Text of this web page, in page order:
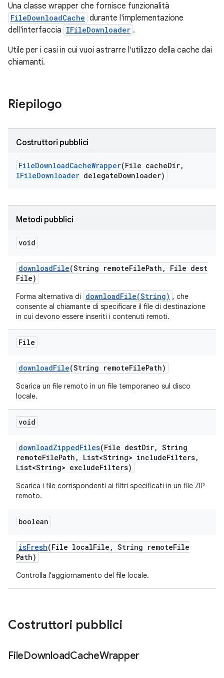
Una classe wrapper che fornisce funzionalità
FileDownloadCache durante l'implementazione
dell'interfaccia IFileDownloader .
Utile per i casi in cui vuoi astrarre l'utilizzo della cache dai
chiamanti.
Riepilogo
Costruttori pubblici
FileDownloadCacheWrapper(File cacheDir,
IFileDownloader delegateDownloader)
Metodi pubblici
void
downloadFile(String remoteFilePath ,
File dest
File)
Forma alternativa di downloadFile(String) , che
consente al chiamante di specificare il file di destinazione
in cui devono essere inseriti i contenuti remoti.
File
downloadFile(String remoteFilePath)
Scarica un file remoto in un file temporaneo sul disco
locale.
void
downloadZippedFiles(File destDir, String
remoteFilePath , List<String> includeFilters,
List<String> excludeFilters)
Scarica i file corrispondenti ai filtri specificati in un file ZIP
remoto.
boolean
isFresh(File localFile , String remoteFile
Path)
Controlla l'aggiornamento del file locale.
Costruttori pubblici
FileDownloadCacheWrapper